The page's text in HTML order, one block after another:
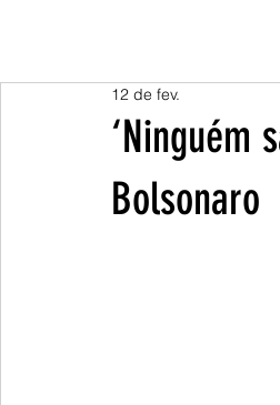
‘Ninguém
Bolsonaro
12 de fev.